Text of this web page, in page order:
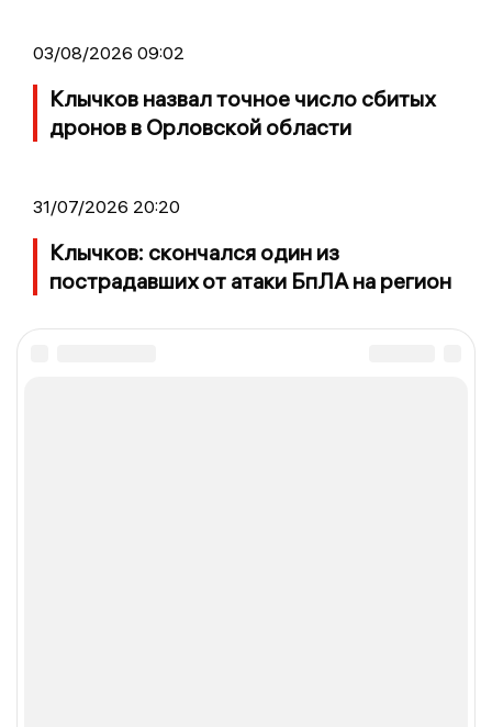
03/08/2026 09:02
Клычков назвал точное число сбитых
дронов в Орловской области
31/07/2026 20:20
Клычков: скончался один из
пострадавших от атаки БпЛА на регион